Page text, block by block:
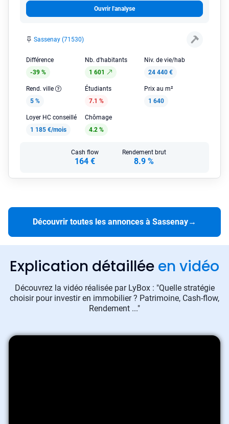
Ouvrir l'analyse
Sassenay (71530)
Différence
-39 %
Nb. d'habitants
1 601
Niv. de vie/hab
24 440 €
Rend. ville
5 %
Étudiants
7.1 %
Prix au m²
1 640
Loyer HC conseillé
1 185 €/mois
Chômage
4.2 %
Cash flow
164 €
Rendement brut
8.9 %
Découvrir toutes les annonces à Sassenay→
Explication détaillée en vidéo
Découvrez la vidéo réalisée par LyBox : "Quelle stratégie
choisir pour investir en immobilier ? Patrimoine, Cash-flow,
Rendement ..."